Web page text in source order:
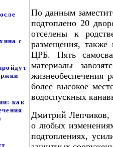
с
как
По данным
подтоплено 20
отселены к
размещения,
ЦРБ. Пять
материалы
жизнеобеспечения
более высокое
водоспускных
Дмитрий Лепчиков,
о любых
подтоплениях,